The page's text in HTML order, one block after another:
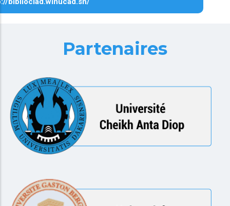
Partenaires